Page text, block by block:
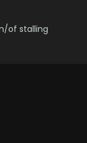
of stalling